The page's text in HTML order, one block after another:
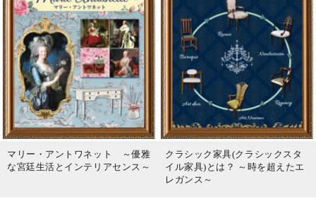
マリー・アントワネット ～優雅
な宮廷生活とインテリアセンス～
クラシック家具(クラシックスタ
イル家具)とは？ ～時を超えたエ
レガンス～